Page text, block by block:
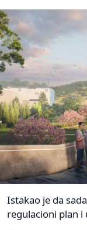
Istakao je da
regulacioni plan i